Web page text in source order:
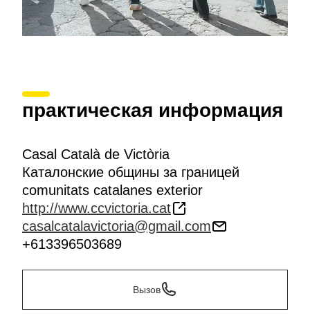
практическая информация
Casal Català de Victòria
Каталонские общины за границей
comunitats catalanes exterior
http://www.ccvictoria.cat
casalcatalavictoria@gmail.com
+613396503689
Вызов